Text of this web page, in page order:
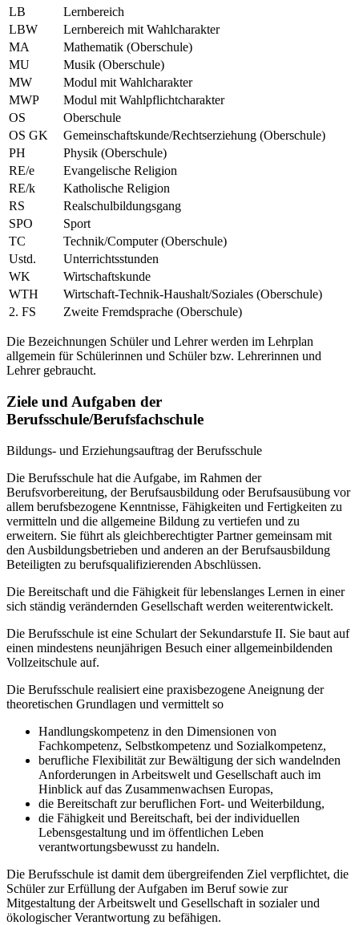
LB
Lernbereich
LBW
Lernbereich mit Wahlcharakter
MA
Mathematik (Oberschule)
MU
Musik (Oberschule)
MW
Modul mit Wahlcharakter
MWP
Modul mit Wahlpflichtcharakter
OS
Oberschule
OS GK
Gemeinschaftskunde/Rechtserziehung (Oberschule)
PH
Physik (Oberschule)
RE/e
Evangelische Religion
RE/k
Katholische Religion
RS
Realschulbildungsgang
SPO
Sport
TC
Technik/Computer (Oberschule)
Ustd.
Unterrichtsstunden
WK
Wirtschaftskunde
WTH
Wirtschaft-Technik-Haushalt/Soziales (Oberschule)
2. FS
Zweite Fremdsprache (Oberschule)
Die Bezeichnungen Schüler und Lehrer werden im Lehrplan
allgemein für Schülerinnen und Schüler bzw. Lehrerinnen und
Lehrer gebraucht.
Ziele und Aufgaben der
Berufsschule/Berufsfachschule
Bildungs- und Erziehungsauftrag der Berufsschule
Die Berufsschule hat die Aufgabe, im Rahmen der
Berufsvorbereitung, der Berufsausbildung oder Berufsausübung vor
allem berufsbezogene Kenntnisse, Fähigkeiten und Fertigkeiten zu
vermitteln und die allgemeine Bildung zu vertiefen und zu
erweitern. Sie führt als gleichberechtigter Partner gemeinsam mit
den Ausbildungsbetrieben und anderen an der Berufsausbildung
Beteiligten zu berufsqualifizierenden Abschlüssen.
Die Bereitschaft und die Fähigkeit für lebenslanges Lernen in einer
sich ständig verändernden Gesellschaft werden weiterentwickelt.
Die Berufsschule ist eine Schulart der Sekundarstufe II. Sie baut auf
einen mindestens neunjährigen Besuch einer allgemeinbildenden
Vollzeitschule auf.
Die Berufsschule realisiert eine praxisbezogene Aneignung der
theoretischen Grundlagen und vermittelt so
Handlungskompetenz in den Dimensionen von
Fachkompetenz, Selbstkompetenz und Sozialkompetenz,
berufliche Flexibilität zur Bewältigung der sich wandelnden
Anforderungen in Arbeitswelt und Gesellschaft auch im
Hinblick auf das Zusammenwachsen Europas,
die Bereitschaft zur beruflichen Fort- und Weiterbildung,
die Fähigkeit und Bereitschaft, bei der individuellen
Lebensgestaltung und im öffentlichen Leben
verantwortungsbewusst zu handeln.
Die Berufsschule ist damit dem übergreifenden Ziel verpflichtet, die
Schüler zur Erfüllung der Aufgaben im Beruf sowie zur
Mitgestaltung der Arbeitswelt und Gesellschaft in sozialer und
ökologischer Verantwortung zu befähigen.